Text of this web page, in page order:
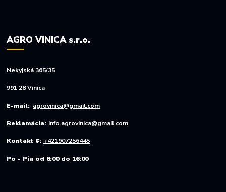
AGRO VINICA s.r.o.
Nekyjská 365/35
991 28 Vinica
E-mail: agrovinica@gmail.com
Reklamácia: info.agrovinica@gmail.com
Kontakt #: +421907256445
Po - Pia od 8:00 do 16:00